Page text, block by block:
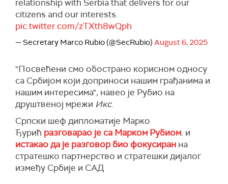
relationship with Serbia that delivers for our
citizens and our interests.
pic.twitter.com/zTXth8wQph
— Secretary Marco Rubio (@SecRubio) August 6, 2025
"Посвећени смо обострано корисном односу
са Србијом који доприноси нашим грађанима и
нашим интересима", навео је Рубио на
друштвеној мрежи Икс.
Српски шеф дипломатије Марко
Ђурић разговарао је са Марком Рубиом. и
истакао да је разговор био фокусиран на
стратешко партнерство и стратешки дијалог
између Србије и САД